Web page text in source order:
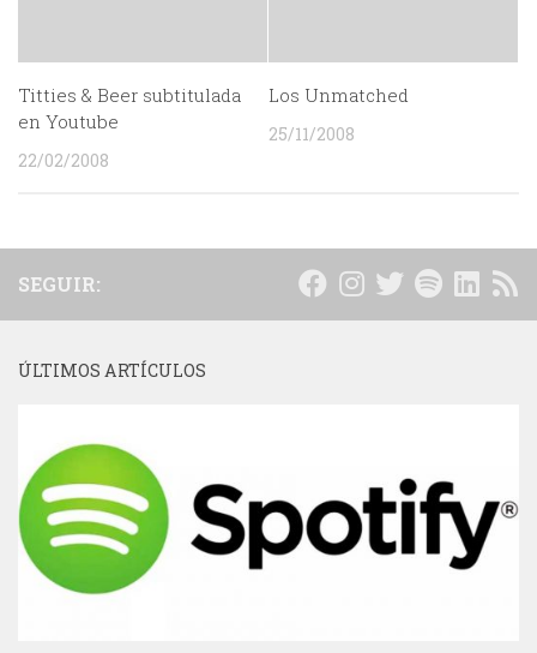
Titties & Beer subtitulada
en Youtube
22/02/2008
Los Unmatched
25/11/2008
SEGUIR:
ÚLTIMOS ARTÍCULOS